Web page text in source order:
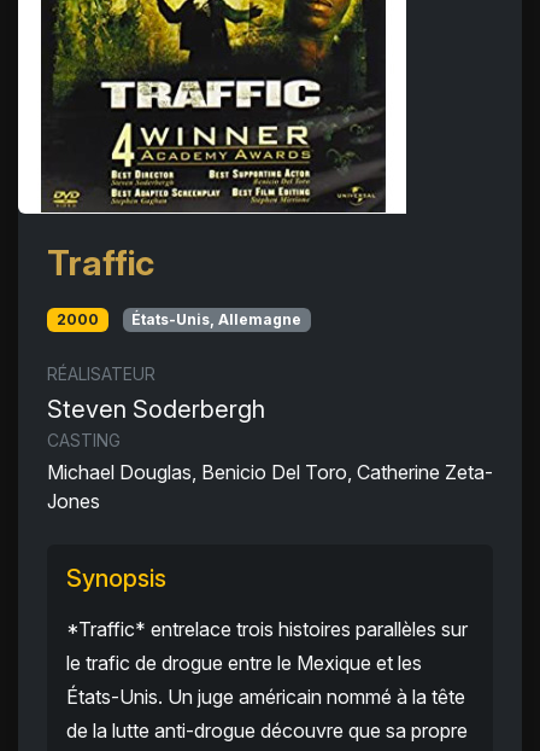
Traffic
2000 États-Unis, Allemagne
RÉALISATEUR
Steven Soderbergh
CASTING
Michael Douglas, Benicio Del Toro, Catherine Zeta-
Jones
Synopsis
*Traffic* entrelace trois histoires parallèles sur
le trafic de drogue entre le Mexique et les
États-Unis. Un juge américain nommé à la tête
de la lutte anti-drogue découvre que sa propre